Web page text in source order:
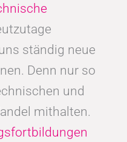
ständig neue
Denn nur so
und
mithalten.